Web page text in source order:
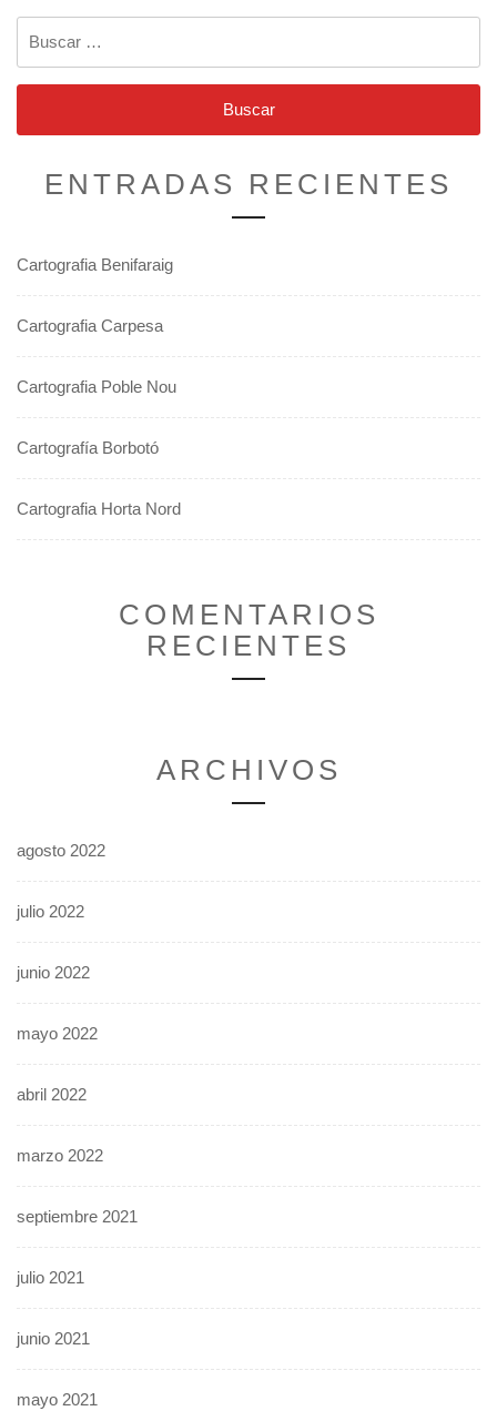
ENTRADAS RECIENTES
Cartografia Benifaraig
Cartografia Carpesa
Cartografia Poble Nou
Cartografía Borbotó
Cartografia Horta Nord
COMENTARIOS
RECIENTES
ARCHIVOS
agosto 2022
julio 2022
junio 2022
mayo 2022
abril 2022
marzo 2022
septiembre 2021
julio 2021
junio 2021
mayo 2021